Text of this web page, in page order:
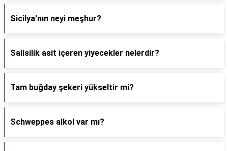
Sicilya'nın neyi meşhur?
Salisilik asit içeren yiyecekler nelerdir?
Tam buğday şekeri yükseltir mi?
Schweppes alkol var mı?